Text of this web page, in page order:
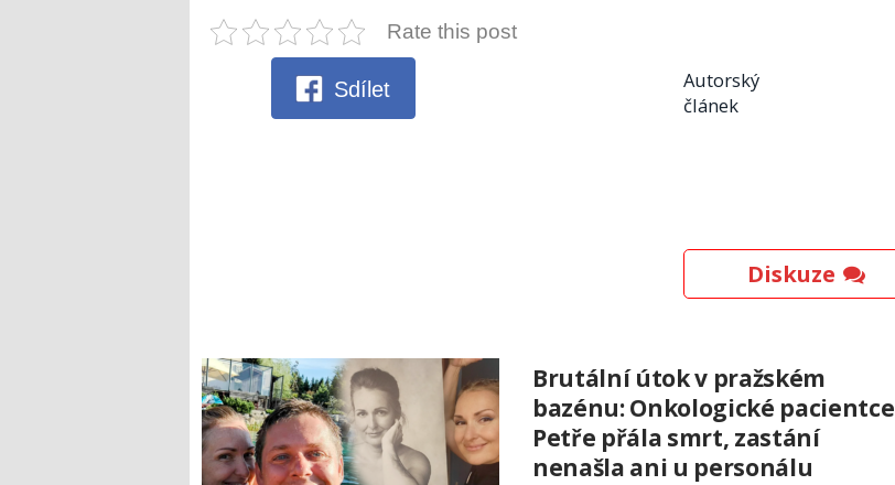
Rate this post
Sdílet
Autorský
článek
Diskuze
Brutální útok v pražském
bazénu: Onkologické pacientce
Petře přála smrt, zastání
nenašla ani u personálu